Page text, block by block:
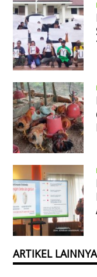
ARTIKEL LAINNYA